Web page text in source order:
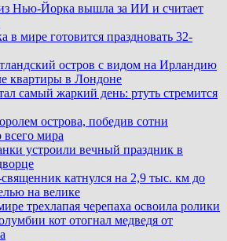
Нью-Йорка вышла за ИИ и считает
в мире готовится праздновать 32-
остров с видом на Ирландию
квартиры в Лондоне
самый жаркий день: ртуть стремится
острова, победив сотни
всего мира
устроили вечный праздник в
катнулся на 2,9 тыс. км до
на велике
трехлапая черепаха освоила ролики
кот отогнал медведя от